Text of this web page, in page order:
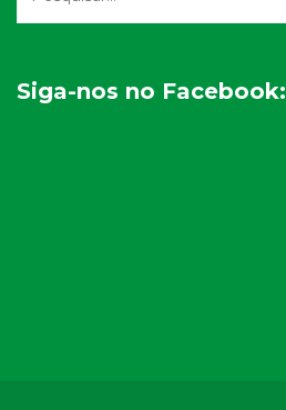
Siga-nos no Facebook: